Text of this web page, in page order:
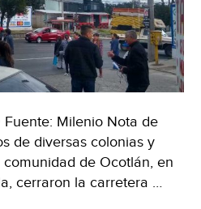
Milenio Nota de
de diversas colonias y
de Ocotlán, en
cerraron la carretera …